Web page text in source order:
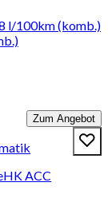
l/100km (komb.)
Zum Angebot
ACC